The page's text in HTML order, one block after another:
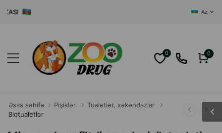
Az
0 0
Əsas səhifə Pişiklər
Tualetlər, xəkəndazlar
Biotualetlər